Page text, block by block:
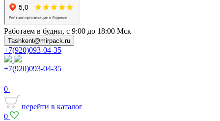
Работаем в будни, с 9:00 до 18:00 Мск
Tashkent@mirpack.ru
+7(920)093-04-35
+7(920)093-04-35
0
перейти в каталог
0